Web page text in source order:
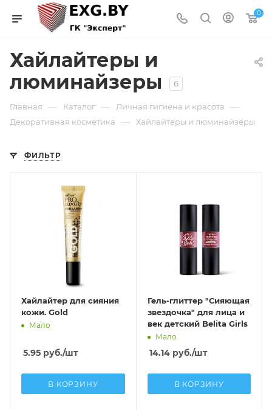
0
Хайлайтеры и
люминайзеры
6
Главная — Каталог — Личная гигиена и красота —
Декоративная косметика — Хайлайтеры и люминайзеры
ФИЛЬТР
Хайлайтер для сияния
кожи. Gold
Мало
5.95 руб./шт
В КОРЗИНУ
Гель-глиттер "Сияющая
звездочка" для лица и
век детский Belita Girls
Мало
14.14руб./шт
В КОРЗИНУ